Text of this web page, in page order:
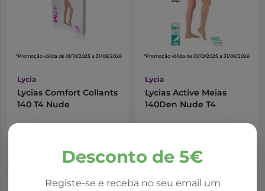
Desconto de 5€
Registe-se e receba no seu email um
*Promoção válida de 01/10/2025 a 31/08/2026
Lycia
Lycias Comfort Collants
140 T4 Nude
Adicionar ao Carrinho
*Promoção válida de 01/10/2025 a 31/08/2026
Lycia
Lycias Active Meias
140Den Nude T4
Adicionar ao Carrinho